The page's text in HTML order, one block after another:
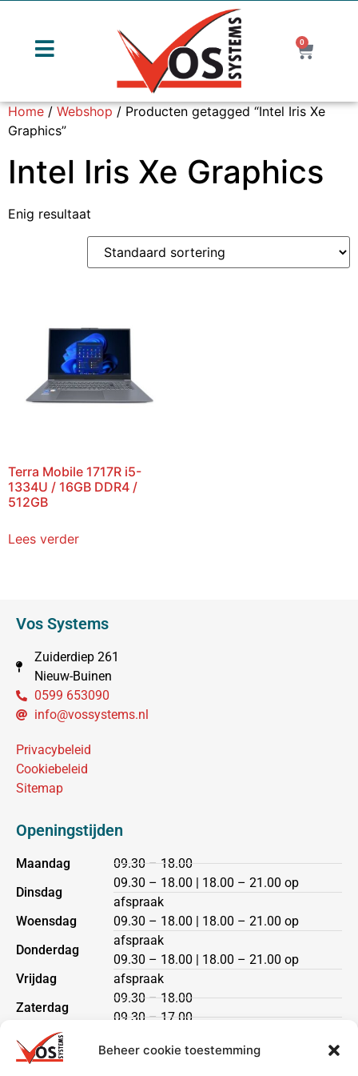
Beheer cookie toestemming
0
Home/Webshop/ Producten getagged “Intel Iris Xe
Graphics”
Intel Iris Xe Graphics
Enig resultaat
Terra Mobile 1717R i5-
1334U / 16GB DDR4 /
512GB
Lees verder
Vos Systems
Zuiderdiep 261
Nieuw-Buinen
0599 653090
info@vossystems.nl
Privacybeleid
Cookiebeleid
Sitemap
Openingstijden
Maandag
Dinsdag
Woensdag
Donderdag
Vrijdag
Zaterdag
Zondag
09.30 – 18.00
09.30 – 18.00 | 18.00 – 21.00 op
afspraak
09.30 – 18.00 | 18.00 – 21.00 op
afspraak
09.30 – 18.00 | 18.00 – 21.00 op
afspraak
09.30 – 18.00
09.30 – 17.00